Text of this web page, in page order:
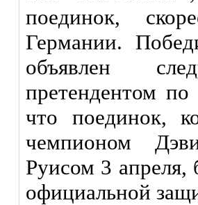
поединок,
Германии.
объявлен
претендентом
что поединок,
чемпионом
Руисом 3 апреля,
официальной